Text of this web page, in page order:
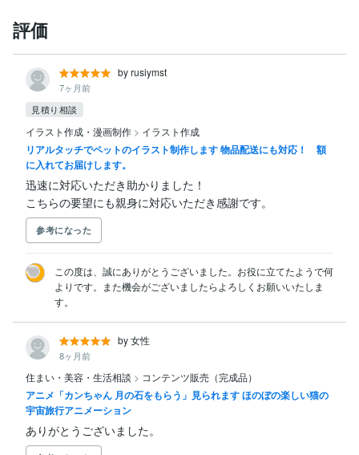
評価
by rusiymst
7ヶ月前
見積り相談
イラスト作成・漫画制作 > イラスト作成
リアルタッチでペットのイラスト制作します 物品配送にも対応！ 額
に入れてお届けします。
迅速に対応いただき助かりました！
こちらの要望にも親身に対応いただき感謝です。
参考になった
この度は、誠にありがとうございました。お役に立てたようで何
よりです。また機会がございましたらよろしくお願いいたしま
す。
by 女性
8ヶ月前
住まい・美容・生活相談 > コンテンツ販売（完成品）
アニメ「カンちゃん 月の石をもらう」見られます ほのぼの楽しい猫の
宇宙旅行アニメーション
ありがとうございました。